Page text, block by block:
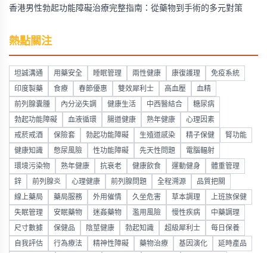
香港男性勃起功能障礙治療完整指南：從藥物到手術的多元對策
熱點關注
坦誠溝通 用藥安全 睡眠管理 兩性健康 康復護理 免疫系統
印度製藥 食療 春節優惠 雙效犀利士 高血壓 血精
前列腺囊腫 內分泌失調 健康生活 中西醫結合 糖尿病
勃起功能障礙 血液循環 腸道健康 熟年健康 心理因素
戒菸戒酒 保險套 勃起功能障礙 生殖道感染 精子保健 腎功能
健康知識 憋尿風險 性功能障礙 先天性問題 電腦輻射
環境污染物 熟年健康 抗衰老 健康飲食 運動健身 體重管理
鋅 前列腺炎 心理健康 前列腺問題 全程溯源 品質把關
線上藥局 藥局服務 外用催情 久坐危害 草本調理 上班族保健
失眠管理 安眠藥物 迷姦藥物 濫用風險 慢性疾病 中藥調理
尺寸數據 保健品 陰莖健康 勃起知識 超級犀利士 每日保養
自我評估 行為療法 精神性障礙 藥物治療 基因演化 延時產品